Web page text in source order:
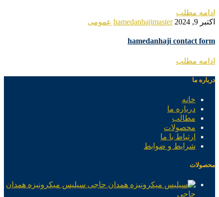
ادامه مطلب
اکتبر 9, 2024
hamedanhajimaster عمومی
hamedanhaji contact form
ادامه مطلب
درباره ما
خانه
درباره ما
مطالب
محصولات
ارتباط با ما
شرایط و ضوابط
محصولات
سیلیس میکرونیزه همدان
حاجی